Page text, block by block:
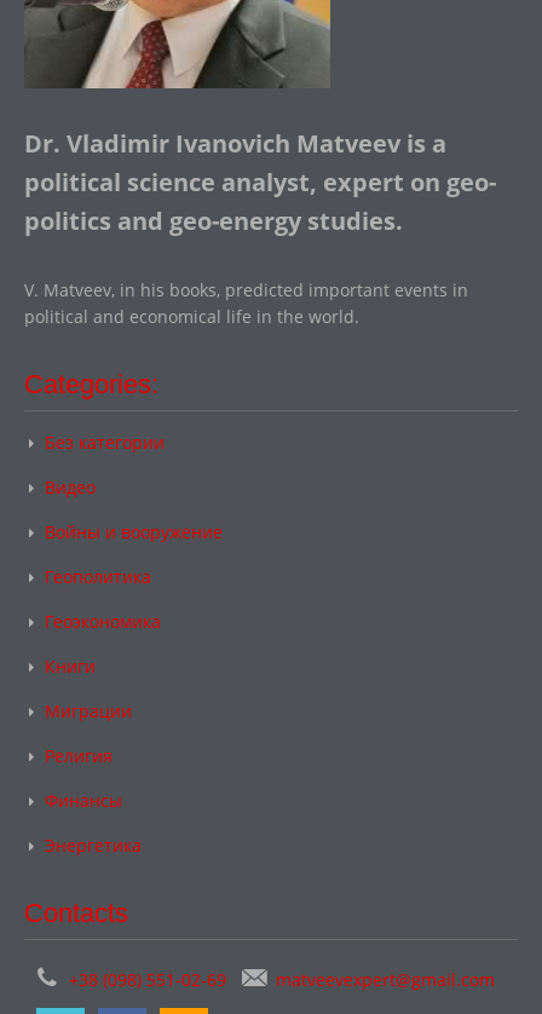
Dr. Vladimir Ivanovich Matveev is a
political science analyst, expert on geo-
politics and geo-energy studies.
V. Matveev, in his books, predicted important events in
political and economical life in the world.
Categories:
Без категории
Видео
Войны и вооружение
Геополитика
Геоэкономика
Книги
Миграции
Религия
Финансы
Энергетика
Contacts
+38 (098) 551-02-69 matveevexpert@gmail.com